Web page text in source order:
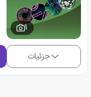
1
جزئیات